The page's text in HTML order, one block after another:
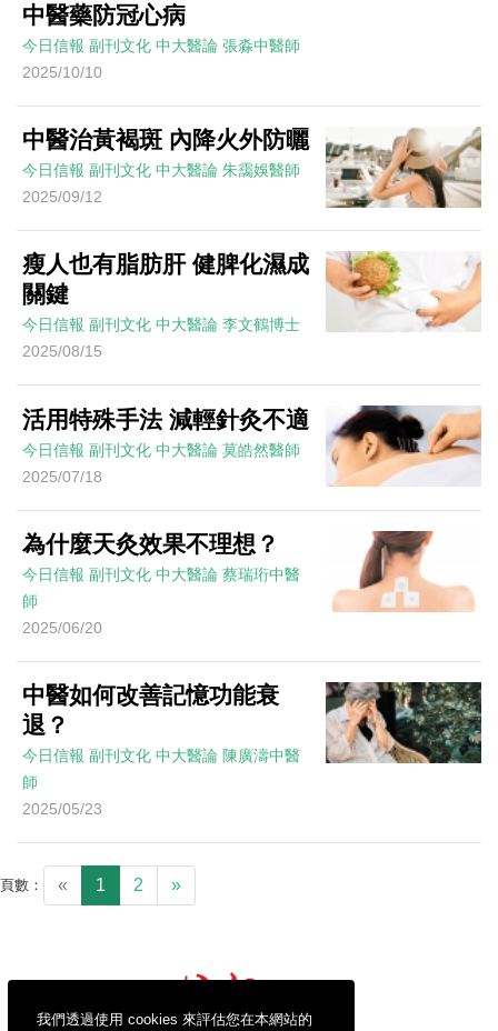
我們透過使用 cookies 來評估您在本網站的
中醫藥防冠心病
今日信報 副刊文化 中大醫論 張淼中醫師
2025/10/10
中醫治黃褐斑 內降火外防曬
今日信報 副刊文化 中大醫論 朱靄娛醫師
2025/09/12
瘦人也有脂肪肝 健脾化濕成
關鍵
今日信報 副刊文化 中大醫論 李文鶴博士
2025/08/15
活用特殊手法 減輕針灸不適
今日信報 副刊文化 中大醫論 莫皓然醫師
2025/07/18
為什麼天灸效果不理想？
今日信報 副刊文化 中大醫論 蔡瑞珩中醫
師
2025/06/20
中醫如何改善記憶功能衰
退？
今日信報 副刊文化 中大醫論 陳廣濤中醫
師
2025/05/23
頁數： « 1 2 »